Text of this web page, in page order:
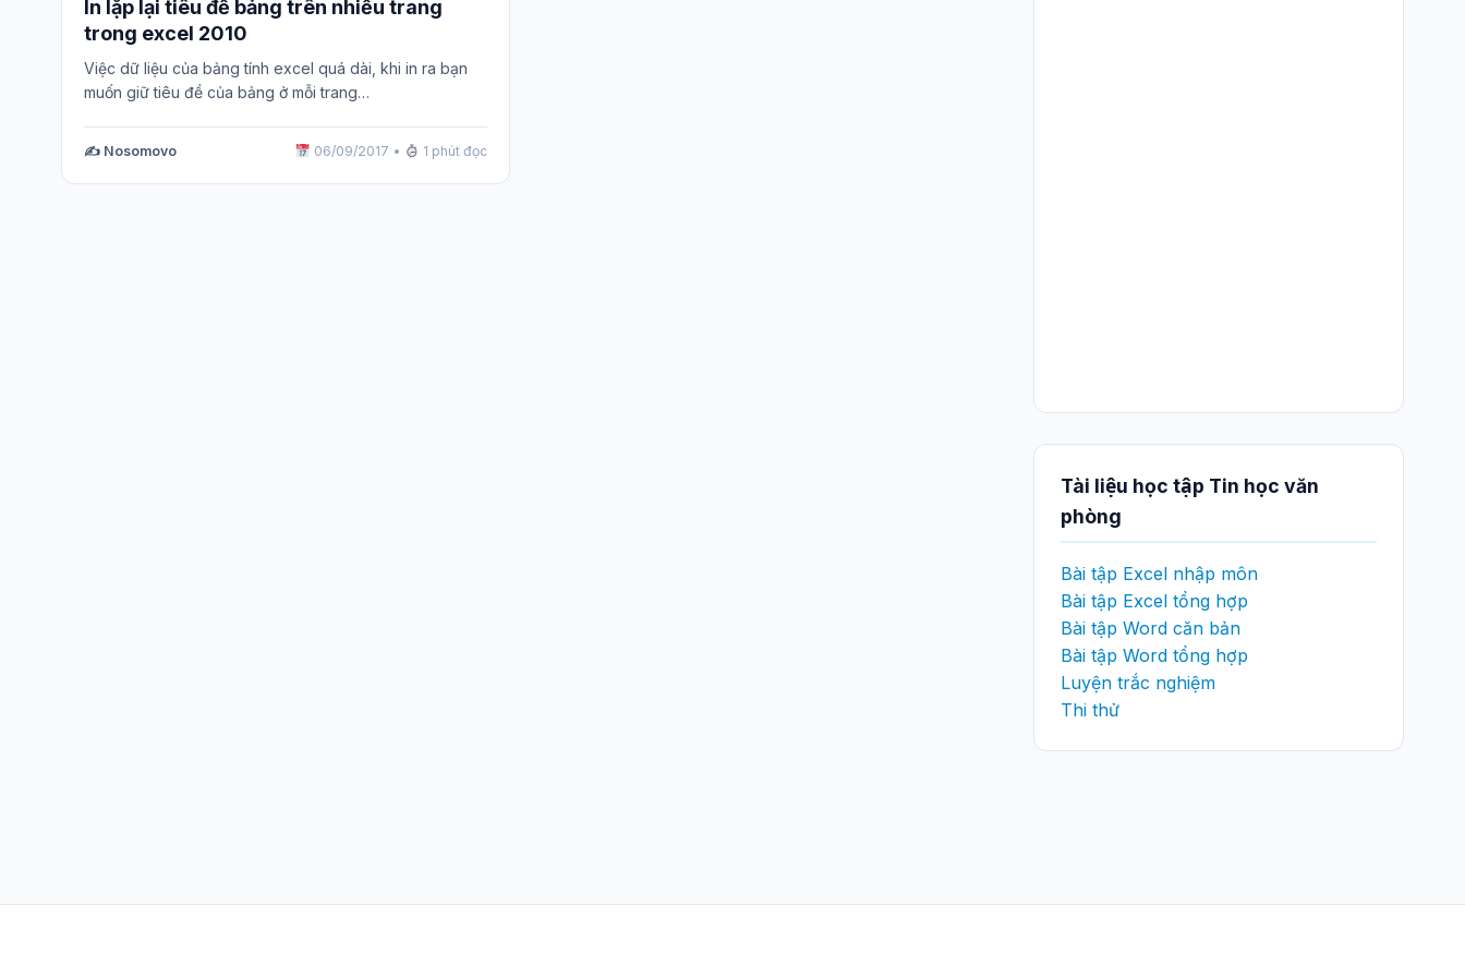
In lặp lại tiêu đề bảng trên nhiều trang
trong excel 2010
Việc dữ liệu của bảng tính excel quá dài, khi in ra bạn
muốn giữ tiêu đề của bảng ở mỗi trang…
✍️ Nosomovo 06/09/2017 • 1 phút đọc
Tài liệu học tập Tin học văn
phòng
Bài tập Excel nhập môn
Bài tập Excel tổng hợp
Bài tập Word căn bản
Bài tập Word tổng hợp
Luyện trắc nghiệm
Thi thử